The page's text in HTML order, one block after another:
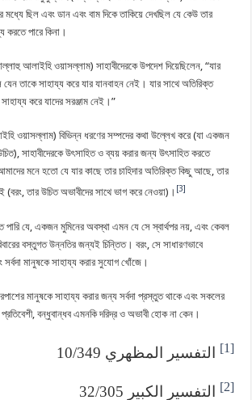
মধ্যে ছিল এবং ডান এবং বাম দিকে তাকিয়ে দেখছিল যে কেউ তার
করতে পারে কিনা।
আলাইহি ওয়াসল্লাম) সাহাবীদেরকে উপদেশ দিয়েছিলেন, “যার
তাকে সাহায্য করে যার যানবাহন নেই। যার সাথে অতিরিক্ত
করে যাদের সরঞ্জাম নেই।”
ওয়াসল্লাম) বিভিন্ন ধরণের সম্পদের কথা উল্লেখ করে (যা একজন
সাহাবীদেরকে উৎসাহিত ও ব্যয় করার জন্য উৎসাহিত করতে
মনে হতো যে যার কাছে তার চাহিদার অতিরিক্ত কিছু আছে, তার
(বরং, তার উচিত অভাবীদের সাথে ভাগ করে নেওয়া)। [3]
পারি যে, একজন মুমিনের অবস্থা এমন যে সে স্বার্থপর নয়, এবং কেবল
বস্তুগত উন্নতির জন্যই চিন্তিত। বরং, সে সাধারণভাবে
সর্বদা মানুষকে সাহায্য করার সুযোগ খোঁজে।
মানুষকে সাহায্য করার জন্য সর্বদা প্রস্তুত থাকে এবং সকলের
প্রতিবেশী, বন্ধুবান্ধব এমনকি দরিদ্র ও অভাবী হোক না কেন।
[1] التفسير المظهري 10/349
[2] التفسير الكبير 32/305